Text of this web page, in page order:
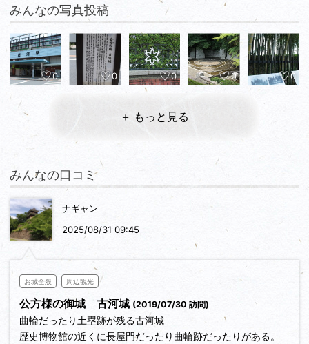
みんなの写真投稿
0 0 0 0 0
＋ もっと見る
みんなの口コミ
ナギャン
2025/08/31 09:45
お城全般 周辺観光
公方様の御城 古河城 (2019/07/30 訪問)
曲輪だったり土塁跡が残る古河城
歴史博物館の近くに長屋門だったり曲輪跡だったりがある。